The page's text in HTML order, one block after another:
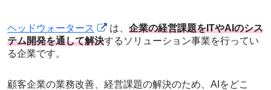
ヘッドウォータース は、 企業の経営課題をITやAIのシス
テム開発を通して解決するソリューション事業を行ってい
る企業です。
顧客企業の業務改善、経営課題の解決のため、AIをどこ